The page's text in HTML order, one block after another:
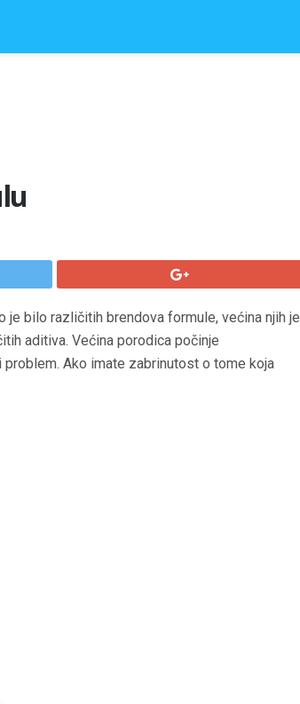
bilo različitih brendova formule, većina njih je
aditiva. Većina porodica počinje
Ako imate zabrinutost o tome koja